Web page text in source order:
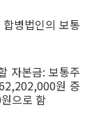
병법인의 보통
자본금: 보통주
원 증
으로 함